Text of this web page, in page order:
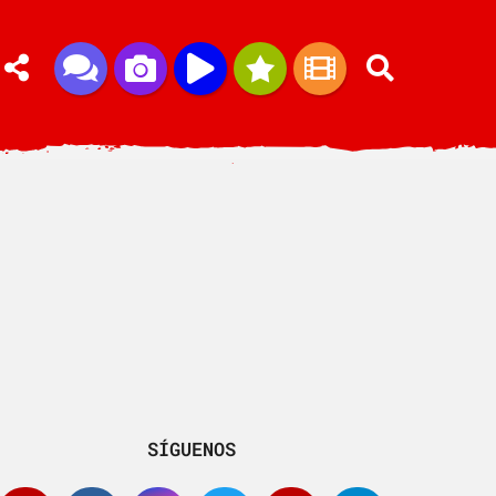
SÍGUENOS